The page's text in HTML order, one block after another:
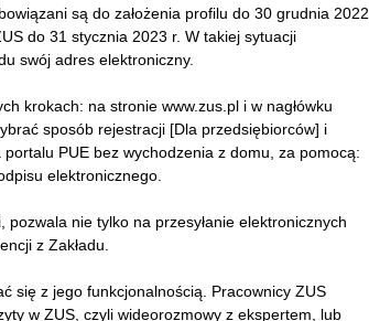
są do założenia profilu do 30 grudnia 2022
do 31 stycznia 2023 r. W takiej sytuacji
swój adres elektroniczny.
krokach: na stronie www.zus.pl i w nagłówku
sposób rejestracji [Dla przedsiębiorców] i
PUE bez wychodzenia z domu, za pomocą:
elektronicznego.
nie tylko na przesyłanie elektronicznych
z Zakładu.
się z jego funkcjonalnością. Pracownicy ZUS
w ZUS, czyli wideorozmowy z ekspertem, lub